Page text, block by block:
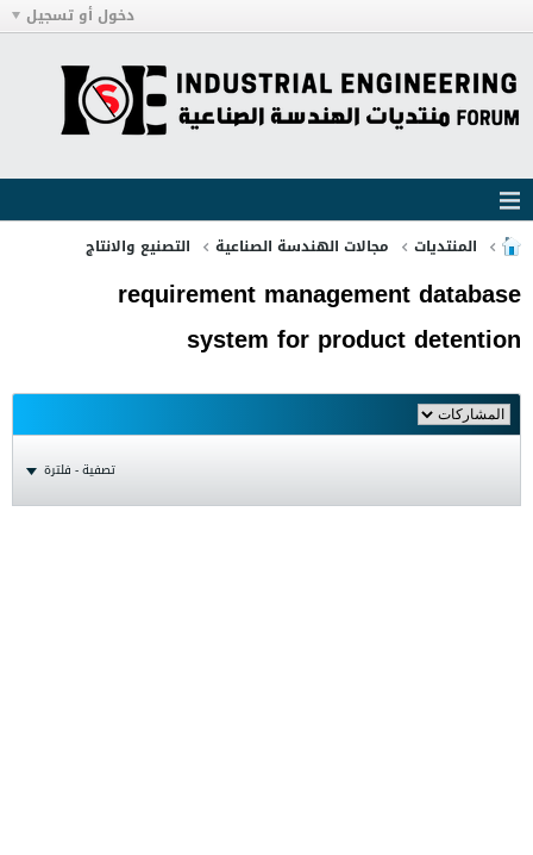
دخول أو تسجيل
المنتديات مجالات الهندسة الصناعية التصنيع والانتاج
requirement management database
system for product detention
تصفية - فلترة